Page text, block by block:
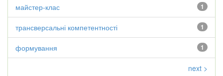
1
майстер-клас
1
трансверсальні компетентності
1
формування
next >